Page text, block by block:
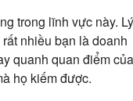
trong lĩnh vực này. Lý
nhiều bạn là doanh
quanh quan điểm của
họ kiếm được.